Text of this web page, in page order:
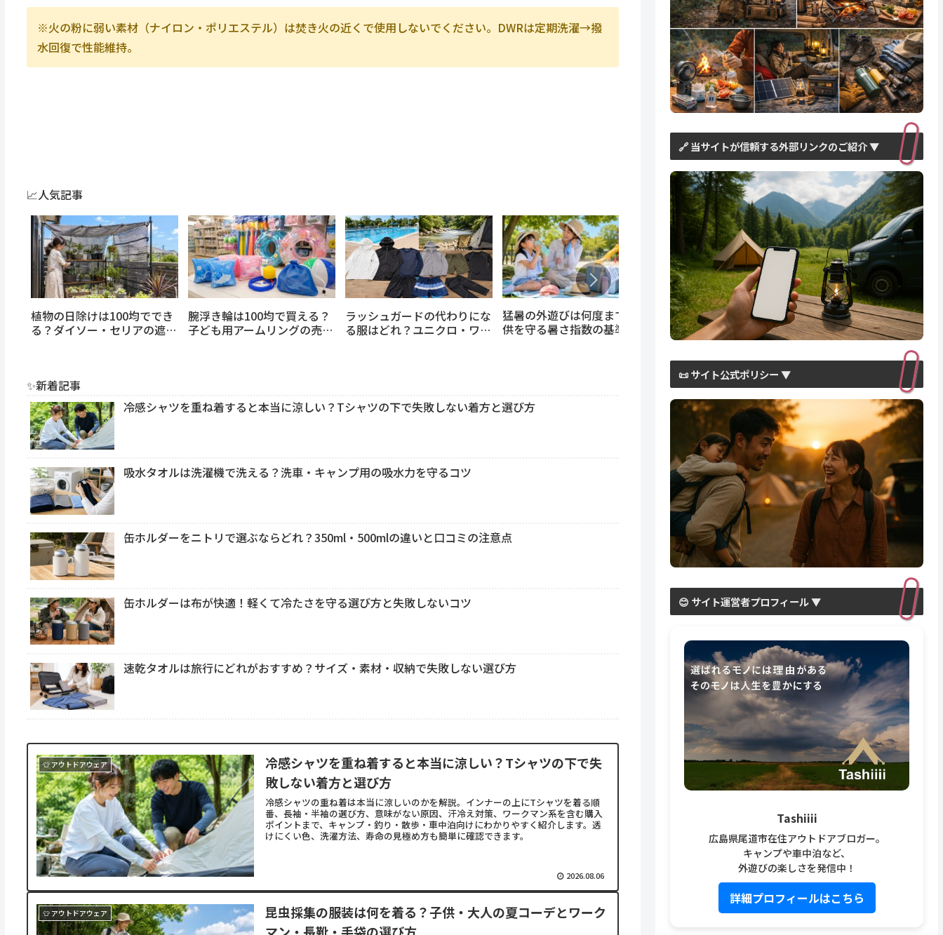
※火の粉に弱い素材（ナイロン・ポリエステル）は焚き火の近くで使用しないでください。DWRは定期洗濯→撥
水回復で性能維持。
📈人気記事
植物の日除けは100均ででき
る？ダイソー・セリアの遮光
腕浮き輪は100均で買える？
子ども用アームリングの売り
ラッシュガードの代わりにな
る服はどれ？ユニクロ・ワー
猛暑の外遊びは何度まで？子
供を守る暑さ指数の基準と快
臭くなる冷感タオルを徹底解
明！その原因と今すぐできる
対策法とは？
✨新着記事
冷感シャツを重ね着すると本当に涼しい？Tシャツの下で失敗しない着方と選び方
吸水タオルは洗濯機で洗える？洗車・キャンプ用の吸水力を守るコツ
缶ホルダーをニトリで選ぶならどれ？350ml・500mlの違いと口コミの注意点
缶ホルダーは布が快適！軽くて冷たさを守る選び方と失敗しないコツ
速乾タオルは旅行にどれがおすすめ？サイズ・素材・収納で失敗しない選び方
👕 アウトドアウェア
冷感シャツを重ね着すると本当に涼しい？Tシャツの下で失
敗しない着方と選び方
冷感シャツの重ね着は本当に涼しいのかを解説。インナーの上にTシャツを着る順
番、長袖・半袖の選び方、意味がない原因、汗冷え対策、ワークマン系を含む購入
ポイントまで、キャンプ・釣り・散歩・車中泊向けにわかりやすく紹介します。透
けにくい色、洗濯方法、寿命の見極め方も簡単に確認できます。
2026.08.06
👕 アウトドアウェア
昆虫採集の服装は何を着る？子供・大人の夏コーデとワーク
🔗 当サイトが信頼する外部リンクのご紹介 ▼
📜 サイト公式ポリシー ▼
😊 サイト運営者プロフィール ▼
Tashiiii
広島県尾道市在住アウトドアブロガー。
キャンプや車中泊など、
外遊びの楽しさを発信中！
詳細プロフィールはこちら